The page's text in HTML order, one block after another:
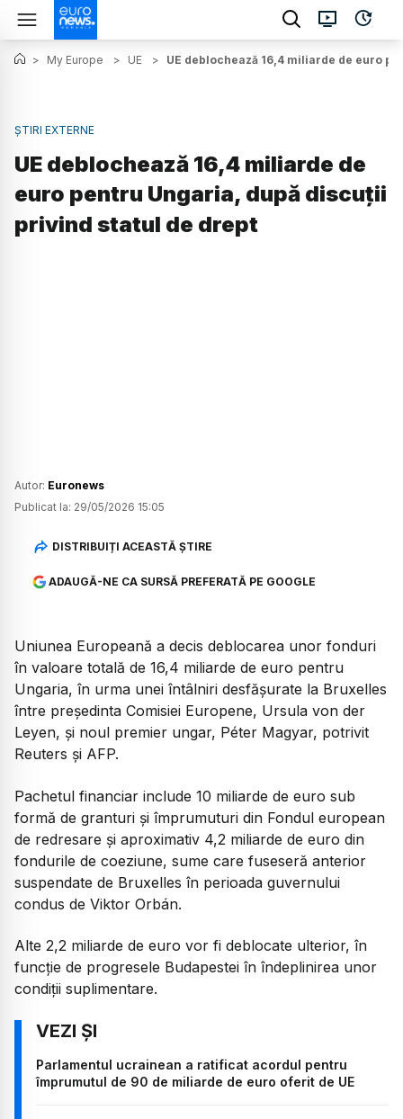
> My Europe > UE > UE deblochează 16,4 miliarde de euro
ȘTIRI EXTERNE
UE deblochează 16,4 miliarde de
euro pentru Ungaria, după discuții
privind statul de drept
Autor: Euronews
Publicat la: 29/05/2026 15:05
DISTRIBUIȚI ACEASTĂ ȘTIRE
ADAUGĂ-NE CA SURSĂ PREFERATĂ PE GOOGLE
Uniunea Europeană a decis deblocarea unor fonduri
în valoare totală de 16,4 miliarde de euro pentru
Ungaria, în urma unei întâlniri desfășurate la Bruxelles
între președinta Comisiei Europene, Ursula von der
Leyen, și noul premier ungar, Péter Magyar, potrivit
Reuters și AFP.
Pachetul financiar include 10 miliarde de euro sub
formă de granturi și împrumuturi din Fondul european
de redresare și aproximativ 4,2 miliarde de euro din
fondurile de coeziune, sume care fuseseră anterior
suspendate de Bruxelles în perioada guvernului
condus de Viktor Orbán.
Alte 2,2 miliarde de euro vor fi deblocate ulterior, în
funcție de progresele Budapestei în îndeplinirea unor
condiții suplimentare.
Parlamentul ucrainean a ratificat acordul pentru
împrumutul de 90 de miliarde de euro oferit de UE